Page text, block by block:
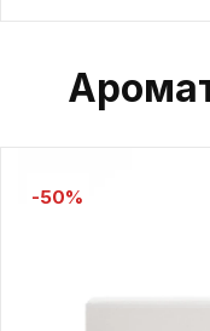
-50%